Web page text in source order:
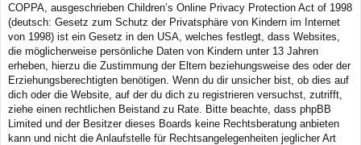
COPPA, ausgeschrieben Children’s Online Privacy Protection Act of 1998
(deutsch: Gesetz zum Schutz der Privatsphäre von Kindern im Internet
von 1998) ist ein Gesetz in den USA, welches festlegt, dass Websites,
die möglicherweise persönliche Daten von Kindern unter 13 Jahren
erheben, hierzu die Zustimmung der Eltern beziehungsweise des oder der
Erziehungsberechtigten benötigen. Wenn du dir unsicher bist, ob dies auf
dich oder die Website, auf der du dich zu registrieren versuchst, zutrifft,
ziehe einen rechtlichen Beistand zu Rate. Bitte beachte, dass phpBB
Limited und der Besitzer dieses Boards keine Rechtsberatung anbieten
kann und nicht die Anlaufstelle für Rechtsangelegenheiten jeglicher Art